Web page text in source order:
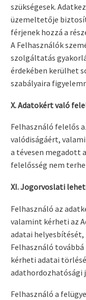
szükségesek.
üzemeltetője
férjenek hozzá a
A Felhasználók
szolgáltatás
érdekében kerülhet
szabályaira
X. Adatokért való
Felhasználó felelős
valódiságáért,
a tévesen megadott
felelősség nem
XI. Jogorvoslati
Felhasználó az
valamint kérheti az
adatai
Felhasználó
kérheti adatai
adathordozhatósági
Felhasználó a